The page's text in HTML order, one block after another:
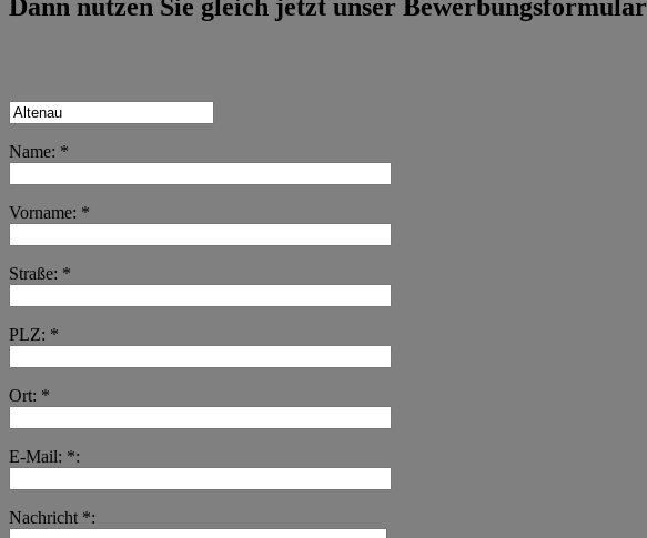
Dann nutzen Sie gleich jetzt unser Bewerbungsformular
Name: *
Vorname: *
Straße: *
PLZ: *
Ort: *
E-Mail: *:
Nachricht *: